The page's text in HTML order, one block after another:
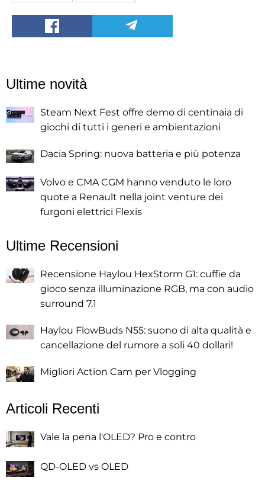
Ultime novità
Steam Next Fest offre demo di centinaia di
giochi di tutti i generi e ambientazioni
Dacia Spring: nuova batteria e più potenza
Volvo e CMA CGM hanno venduto le loro
quote a Renault nella joint venture dei
furgoni elettrici Flexis
Ultime Recensioni
Recensione Haylou HexStorm G1: cuffie da
gioco senza illuminazione RGB, ma con audio
surround 7.1
Haylou FlowBuds N55: suono di alta qualità e
cancellazione del rumore a soli 40 dollari!
Migliori Action Cam per Vlogging
Articoli Recenti
Vale la pena l'OLED? Pro e contro
QD-OLED vs OLED